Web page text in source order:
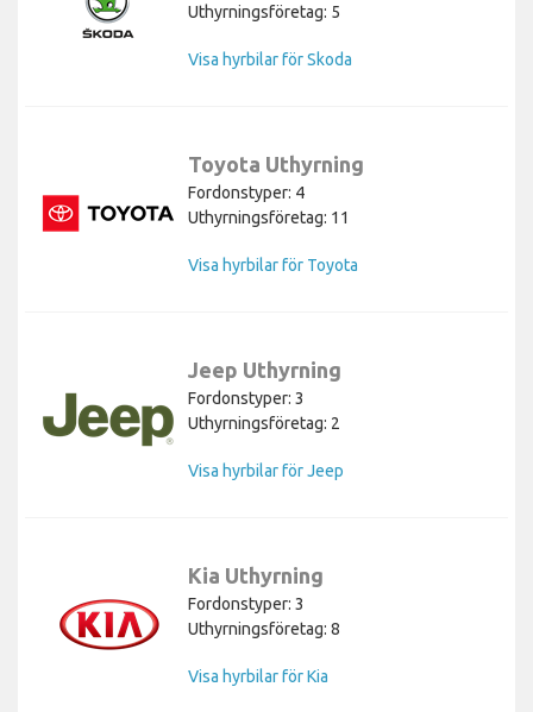
Uthyrningsföretag: 5
Visa hyrbilar för Skoda
Toyota Uthyrning
Fordonstyper: 4
Uthyrningsföretag: 11
Visa hyrbilar för Toyota
Jeep Uthyrning
Fordonstyper: 3
Uthyrningsföretag: 2
Visa hyrbilar för Jeep
Kia Uthyrning
Fordonstyper: 3
Uthyrningsföretag: 8
Visa hyrbilar för Kia